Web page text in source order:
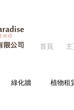
首頁
綠化牆 植物租